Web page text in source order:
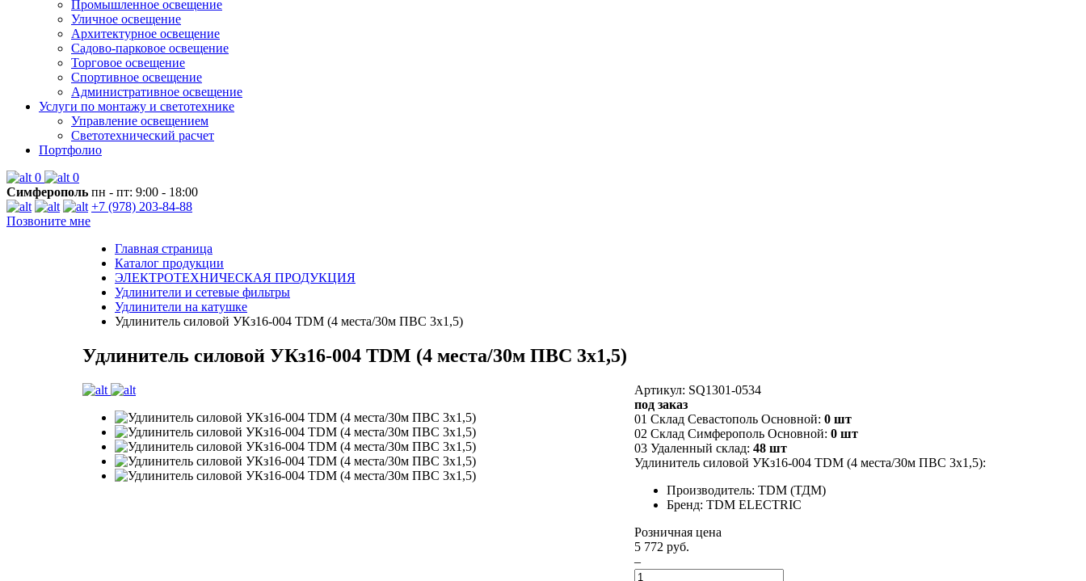
Промышленное освещение
Уличное освещение
Архитектурное освещение
Садово-парковое освещение
Торговое освещение
Спортивное освещение
Административное освещение
Услуги по монтажу и светотехнике
Управление освещением
Светотехнический расчет
Портфолио
0
0
Симферополь пн - пт: 9:00 - 18:00
+7 (978) 203-84-88
Позвоните мне
Главная страница
Каталог продукции
ЭЛЕКТРОТЕХНИЧЕСКАЯ ПРОДУКЦИЯ
Удлинители и сетевые фильтры
Удлинители на катушке
Удлинитель силовой УКз16-004 TDM (4 места/30м ПВС 3х1,5)
Удлинитель силовой УКз16-004 TDM (4 места/30м ПВС 3х1,5)
Артикул: SQ1301-0534
под заказ
01 Склад Севастополь Основной: 0 шт
02 Склад Симферополь Основной: 0 шт
03 Удаленный склад: 48 шт
Удлинитель силовой УКз16-004 TDM (4 места/30м ПВС 3х1,5):
Производитель: TDM (ТДМ)
Бренд: TDM ELECTRIC
Розничная цена
5 772 руб.
–